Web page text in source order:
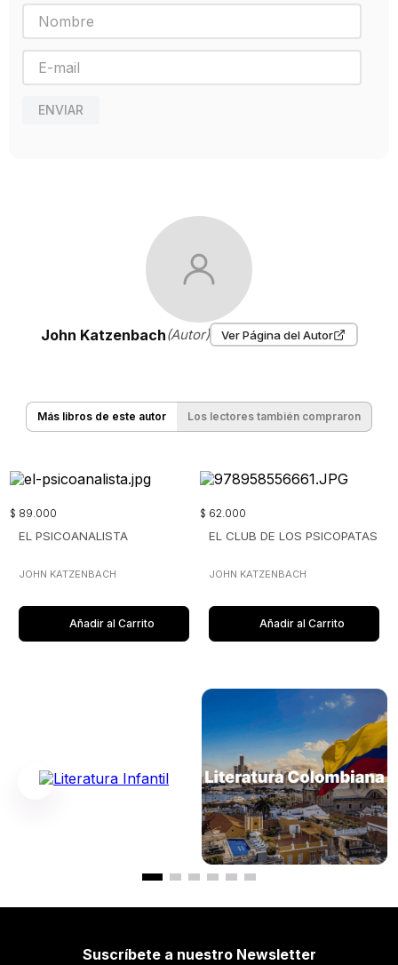
ENVIAR
John Katzenbach(Autor) Ver Página del Autor
Más libros de este autor Los lectores también compraron
$ 89.000
EL PSICOANALISTA
JOHN KATZENBACH
Añadir al Carrito
$ 62.000
EL CLUB DE LOS PSICOPATAS
JOHN KATZENBACH
Añadir al Carrito
Suscríbete a nuestro Newsletter